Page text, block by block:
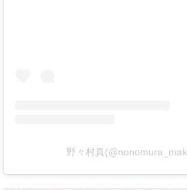
野々村真